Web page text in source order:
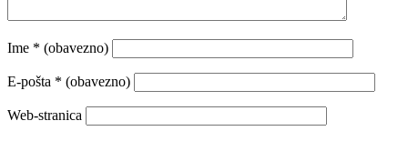
Ime * (obavezno)
E-pošta * (obavezno)
Web-stranica